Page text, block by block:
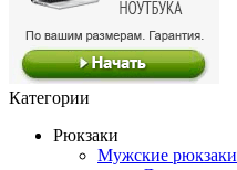
Категории
Рюкзаки
Мужские рюкзаки